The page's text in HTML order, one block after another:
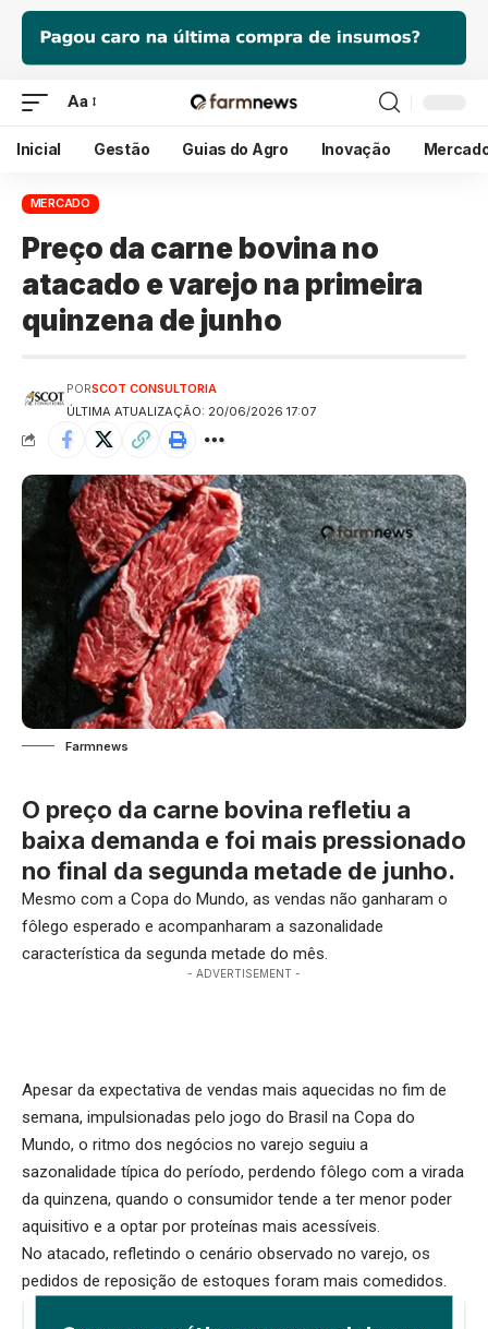
Aa
Inicial Gestão Guias do Agro Inovação
MERCADO
Preço da carne bovina no
atacado e varejo na primeira
quinzena de junho
ÚLTIMA ATUALIZAÇÃO: 20/06/2026 17:07
PORSCOT CONSULTORIA
Farmnews
O preço da carne bovina refletiu a
baixa demanda e foi mais pressionado
no final da segunda metade de junho.
Mesmo com a Copa do Mundo, as vendas não ganharam o
fôlego esperado e acompanharam a sazonalidade
característica da segunda metade do mês.
- ADVERTISEMENT -
Apesar da expectativa de vendas mais aquecidas no fim de
semana, impulsionadas pelo jogo do Brasil na Copa do
Mundo, o ritmo dos negócios no varejo seguiu a
sazonalidade típica do período, perdendo fôlego com a virada
da quinzena, quando o consumidor tende a ter menor poder
aquisitivo e a optar por proteínas mais acessíveis.
No atacado, refletindo o cenário observado no varejo, os
pedidos de reposição de estoques foram mais comedidos.